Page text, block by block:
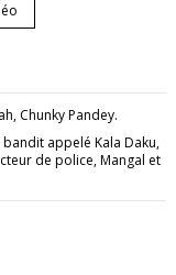
Chunky Pandey.
appelé Kala Daku,
de police, Mangal et